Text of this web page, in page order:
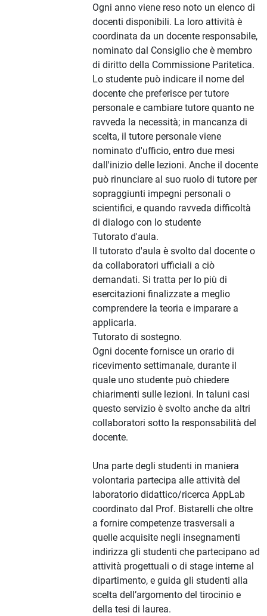
Ogni anno viene reso noto un elenco di
docenti disponibili. La loro attività è
coordinata da un docente responsabile,
nominato dal Consiglio che è membro
di diritto della Commissione Paritetica.
Lo studente può indicare il nome del
docente che preferisce per tutore
personale e cambiare tutore quanto ne
ravveda la necessità; in mancanza di
scelta, il tutore personale viene
nominato d'ufficio, entro due mesi
dall'inizio delle lezioni. Anche il docente
può rinunciare al suo ruolo di tutore per
sopraggiunti impegni personali o
scientifici, e quando ravveda difficoltà
di dialogo con lo studente
Tutorato d'aula.
Il tutorato d'aula è svolto dal docente o
da collaboratori ufficiali a ciò
demandati. Si tratta per lo più di
esercitazioni finalizzate a meglio
comprendere la teoria e imparare a
applicarla.
Tutorato di sostegno.
Ogni docente fornisce un orario di
ricevimento settimanale, durante il
quale uno studente può chiedere
chiarimenti sulle lezioni. In taluni casi
questo servizio è svolto anche da altri
collaboratori sotto la responsabilità del
docente.
Una parte degli studenti in maniera
volontaria partecipa alle attività del
laboratorio didattico/ricerca AppLab
coordinato dal Prof. Bistarelli che oltre
a fornire competenze trasversali a
quelle acquisite negli insegnamenti
indirizza gli studenti che partecipano ad
attività progettuali o di stage interne al
dipartimento, e guida gli studenti alla
scelta dell’argomento del tirocinio e
della tesi di laurea.